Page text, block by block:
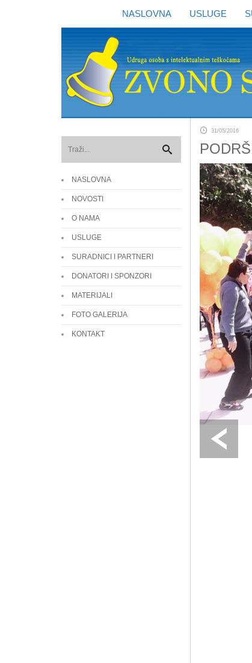
NASLOVNA USLUGE
31/05/2016
NASLOVNA
NOVOSTI
O NAMA
USLUGE
SURADNICI I PARTNERI
DONATORI I SPONZORI
MATERIJALI
FOTO GALERIJA
KONTAKT